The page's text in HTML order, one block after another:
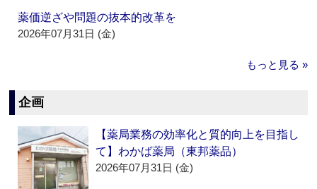
薬価逆ざや問題の抜本的改革を
2026年07月31日 (金)
もっと見る »
企画
【薬局業務の効率化と質的向上を目指し
て】わかば薬局（東邦薬品）
2026年07月31日 (金)